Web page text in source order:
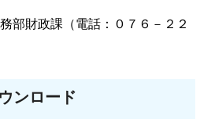
課（電話：０７６－２２
ンロード